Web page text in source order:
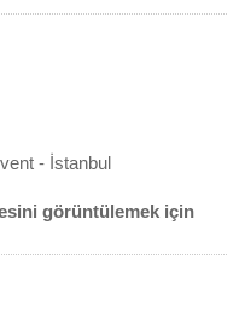
- İstanbul
görüntülemek için